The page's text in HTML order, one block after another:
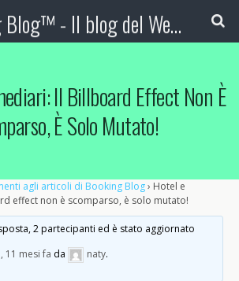
Booking Blog™ - Il blog del Web Marketing Turistico
Il Billboard Effect Non È
È Solo Mutato!
agli articoli di Booking Blog› Hotel e
effect non è scomparso, è solo mutato!
2 partecipanti ed è stato aggiornato
11 mesi fa da naty.